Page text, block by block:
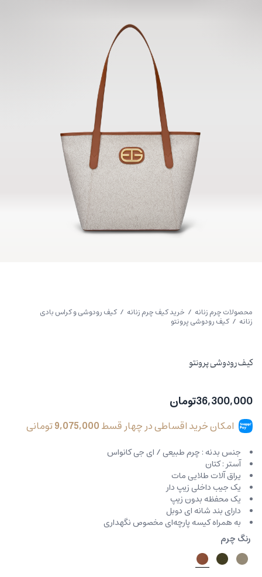
محصولات چرم زنانه / خرید کیف چرم زنانه / کیف رودوشی و کراس بادی
زنانه / کیف رودوشی پرونتو
کیف رودوشی پرونتو
36,300,000تومان
امکان خرید اقساطی در چهار قسط9,075,000تومانی
جنس بدنه : چرم طبیعی / ای جی کانواس
آستر : کتان
یراق آلات طلایی مات
یک جیب داخلی زیپ دار
یک محفظه بدون زیپ
دارای بند شانه ای دوبل
به همراه کیسه پارچه‌ای مخصوص نگهداری
رنگ چرم